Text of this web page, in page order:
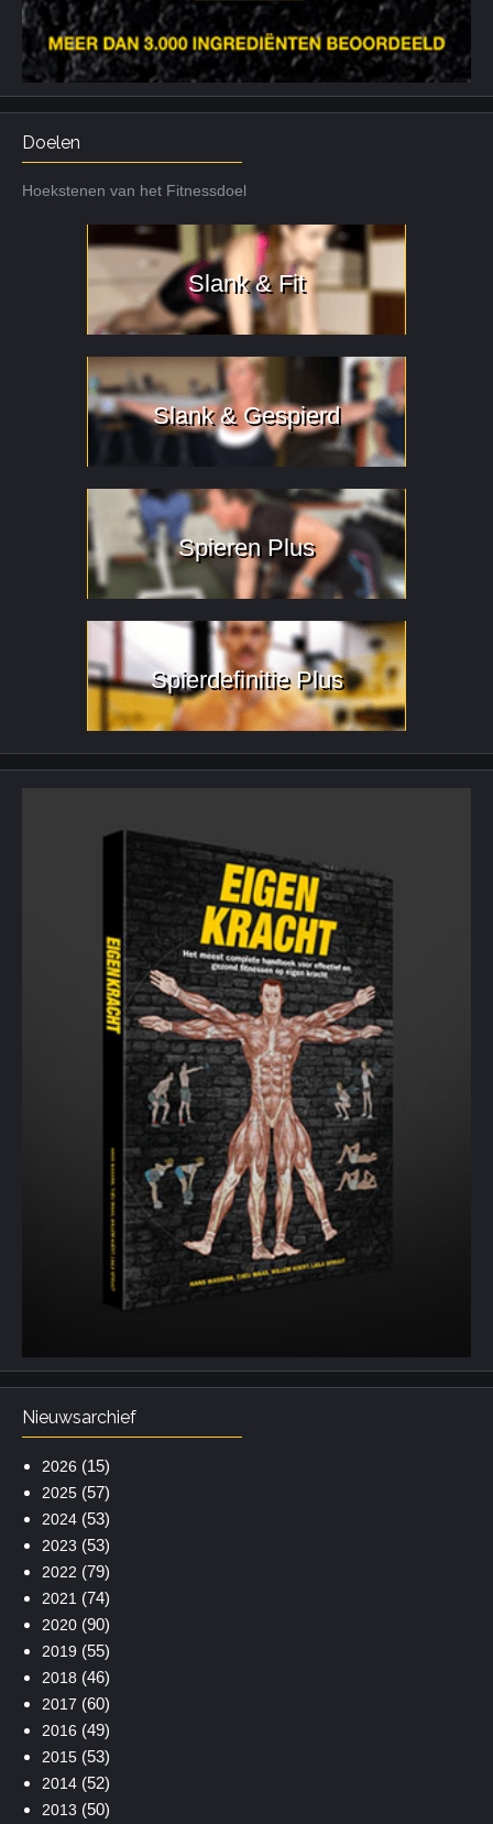
Doelen
Hoekstenen van het Fitnessdoel
Slank & Fit
Slank & Gespierd
Spieren Plus
Spierdefinitie Plus
Nieuwsarchief
2026 (15)
2025(57)
2024(53)
2023 (53)
2022 (79)
2021 (74)
2020(90)
2019 (55)
2018 (46)
2017 (60)
2016 (49)
2015(53)
2014(52)
2013 (50)